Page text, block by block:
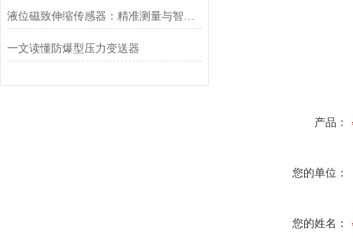
液位磁致伸缩传感器：精准测量与智能应用
一文读懂防爆型压力变送器
产品：
您的单位：
您的姓名：